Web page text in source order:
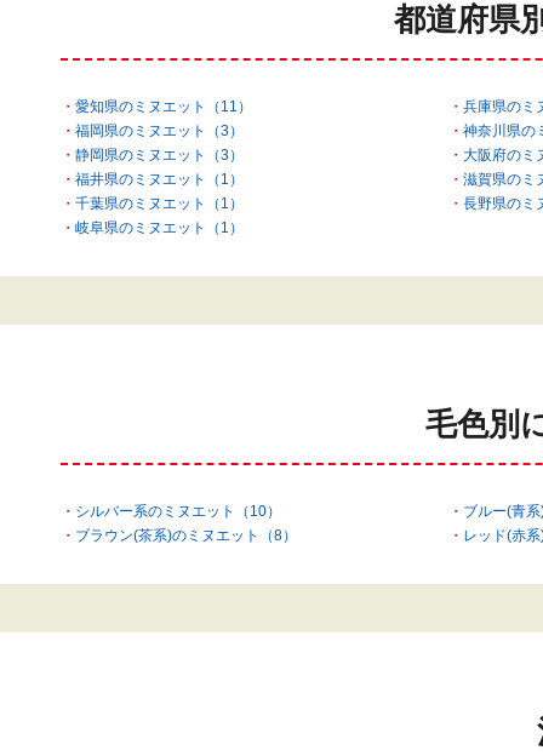
都道府県
愛知県のミヌエット（11）
兵庫県のミ
福岡県のミヌエット（3）
神奈川県の
静岡県のミヌエット（3）
大阪府のミ
福井県のミヌエット（1）
滋賀県のミ
千葉県のミヌエット（1）
長野県のミ
岐阜県のミヌエット（1）
毛色別
シルバー系のミヌエット（10）
ブルー(青
ブラウン(茶系)のミヌエット（8）
レッド(赤